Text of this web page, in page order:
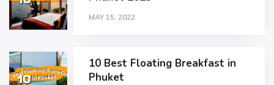
MAY 15, 2022
10 Best Floating Breakfast in
Phuket